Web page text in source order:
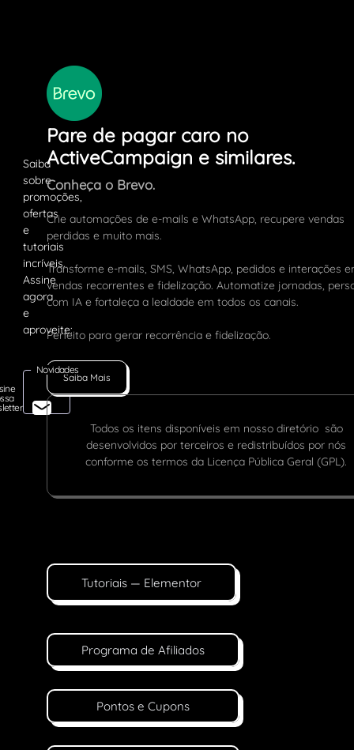
Novidades
Pare de pagar caro no
ActiveCampaign e similares.
Conheça o Brevo.
Crie automações de e-mails e WhatsApp, recupere vendas
perdidas e muito mais.
Transforme e-mails, SMS, WhatsApp, pedidos e interações
vendas recorrentes e fidelização. Automatize jornadas,
com IA e fortaleça a lealdade em todos os canais.
Perfeito para gerar recorrência e fidelização.
Saiba Mais
Todos os itens disponíveis em nosso diretório são
desenvolvidos por terceiros e redistribuídos por nós
conforme os termos da Licença Pública Geral (GPL).
Tutoriais — Elementor
Programa de Afiliados
Pontos e Cupons